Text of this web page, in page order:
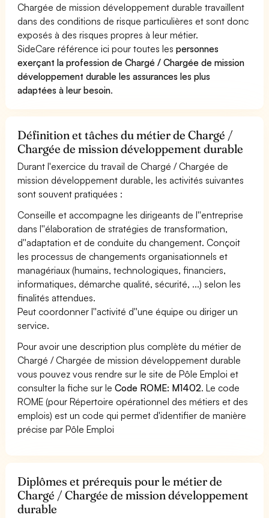
Chargée de mission développement durable travaillent
dans des conditions de risque particulières et sont donc
exposés à des risques propres à leur métier.
SideCare référence ici pour toutes lespersonnes
exerçant la profession de Chargé / Chargée de mission
développement durable les assurances les plus
adaptées à leur besoin.
Définition et tâches du métier de Chargé /
Chargée de mission développement durable
Durant l'exercice du travail de Chargé / Chargée de
mission développement durable, les activités suivantes
sont souvent pratiquées :
Conseille et accompagne les dirigeants de l''entreprise
dans l''élaboration de stratégies de transformation,
d''adaptation et de conduite du changement. Conçoit
les processus de changements organisationnels et
managériaux (humains, technologiques, financiers,
informatiques, démarche qualité, sécurité, ...) selon les
finalités attendues.
Peut coordonner l''activité d''une équipe ou diriger un
service.
Pour avoir une description plus complète du métier de
Chargé / Chargée de mission développement durable
vous pouvez vous rendre sur le site de Pôle Emploi et
consulter la fiche sur leCode ROME: M1402. Le code
ROME (pour Répertoire opérationnel des métiers et des
emplois) est un code qui permet d'identifier de manière
précise par Pôle Emploi
Diplômes et prérequis pour le métier de
Chargé / Chargée de mission développement
durable